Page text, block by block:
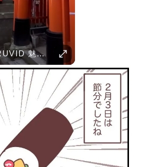
TRUVID 魅力的な京都――時を超える静寂と伝統美